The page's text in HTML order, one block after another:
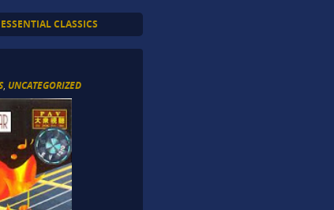
ESSENTIAL CLASSICS
, UNCATEGORIZED